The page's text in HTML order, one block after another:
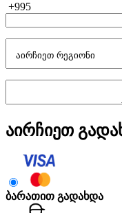
+995
აირჩიეთ
ბარათით გადახდა